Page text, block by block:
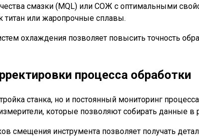
смазки (MQL) или СОЖ с оптимальными
титан или жаропрочные сплавы.
охлаждения позволяет повысить точность
процесса обработки
станка, но и постоянный мониторинг
которые позволяют собирать данные
смещения инструмента позволяет получать